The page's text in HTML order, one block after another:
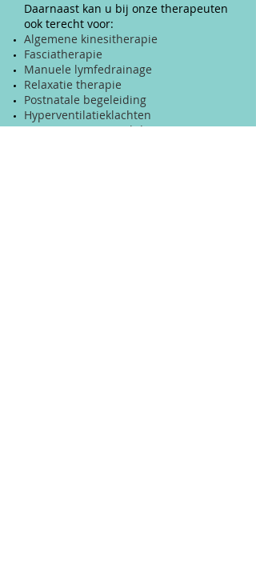
Daarnaast kan u bij onze therapeuten
ook terecht voo​r:
Algemene kinesitherapie
Fasciatherapie
Manuele lymfedrainage
Relaxatie therapie
Postnatale begeleiding
Hyperventilatieklachten
Postoperatieve revalidatie